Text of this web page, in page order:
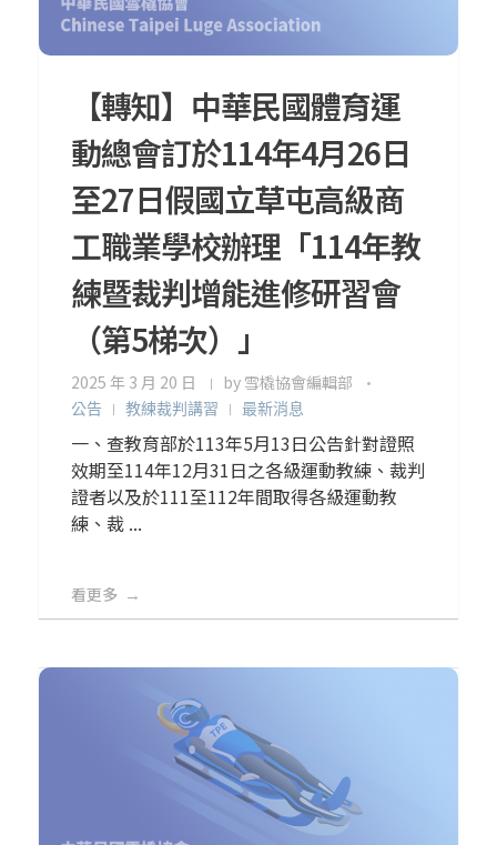
【轉知】中華民國體育運
動總會訂於114年4月26日
至27日假國立草屯高級商
工職業學校辦理「114年教
練暨裁判增能進修研習會
（第5梯次）」
2025 年 3 月 20 日 by 雪橇協會編輯部
公告 教練裁判講習 最新消息
一、查教育部於113年5月13日公告針對證照
效期至114年12月31日之各級運動教練、裁判
證者以及於111至112年間取得各級運動教
練、裁 ...
看更多